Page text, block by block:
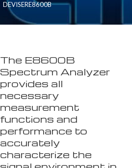
DEVISERE8600B
The E8600B
Spectrum Analyzer
provides all
necessary
measurement
functions and
performance to
accurately
characterize the